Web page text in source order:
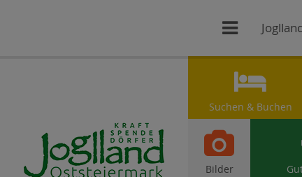

Suchen & Buchen

Bilder
